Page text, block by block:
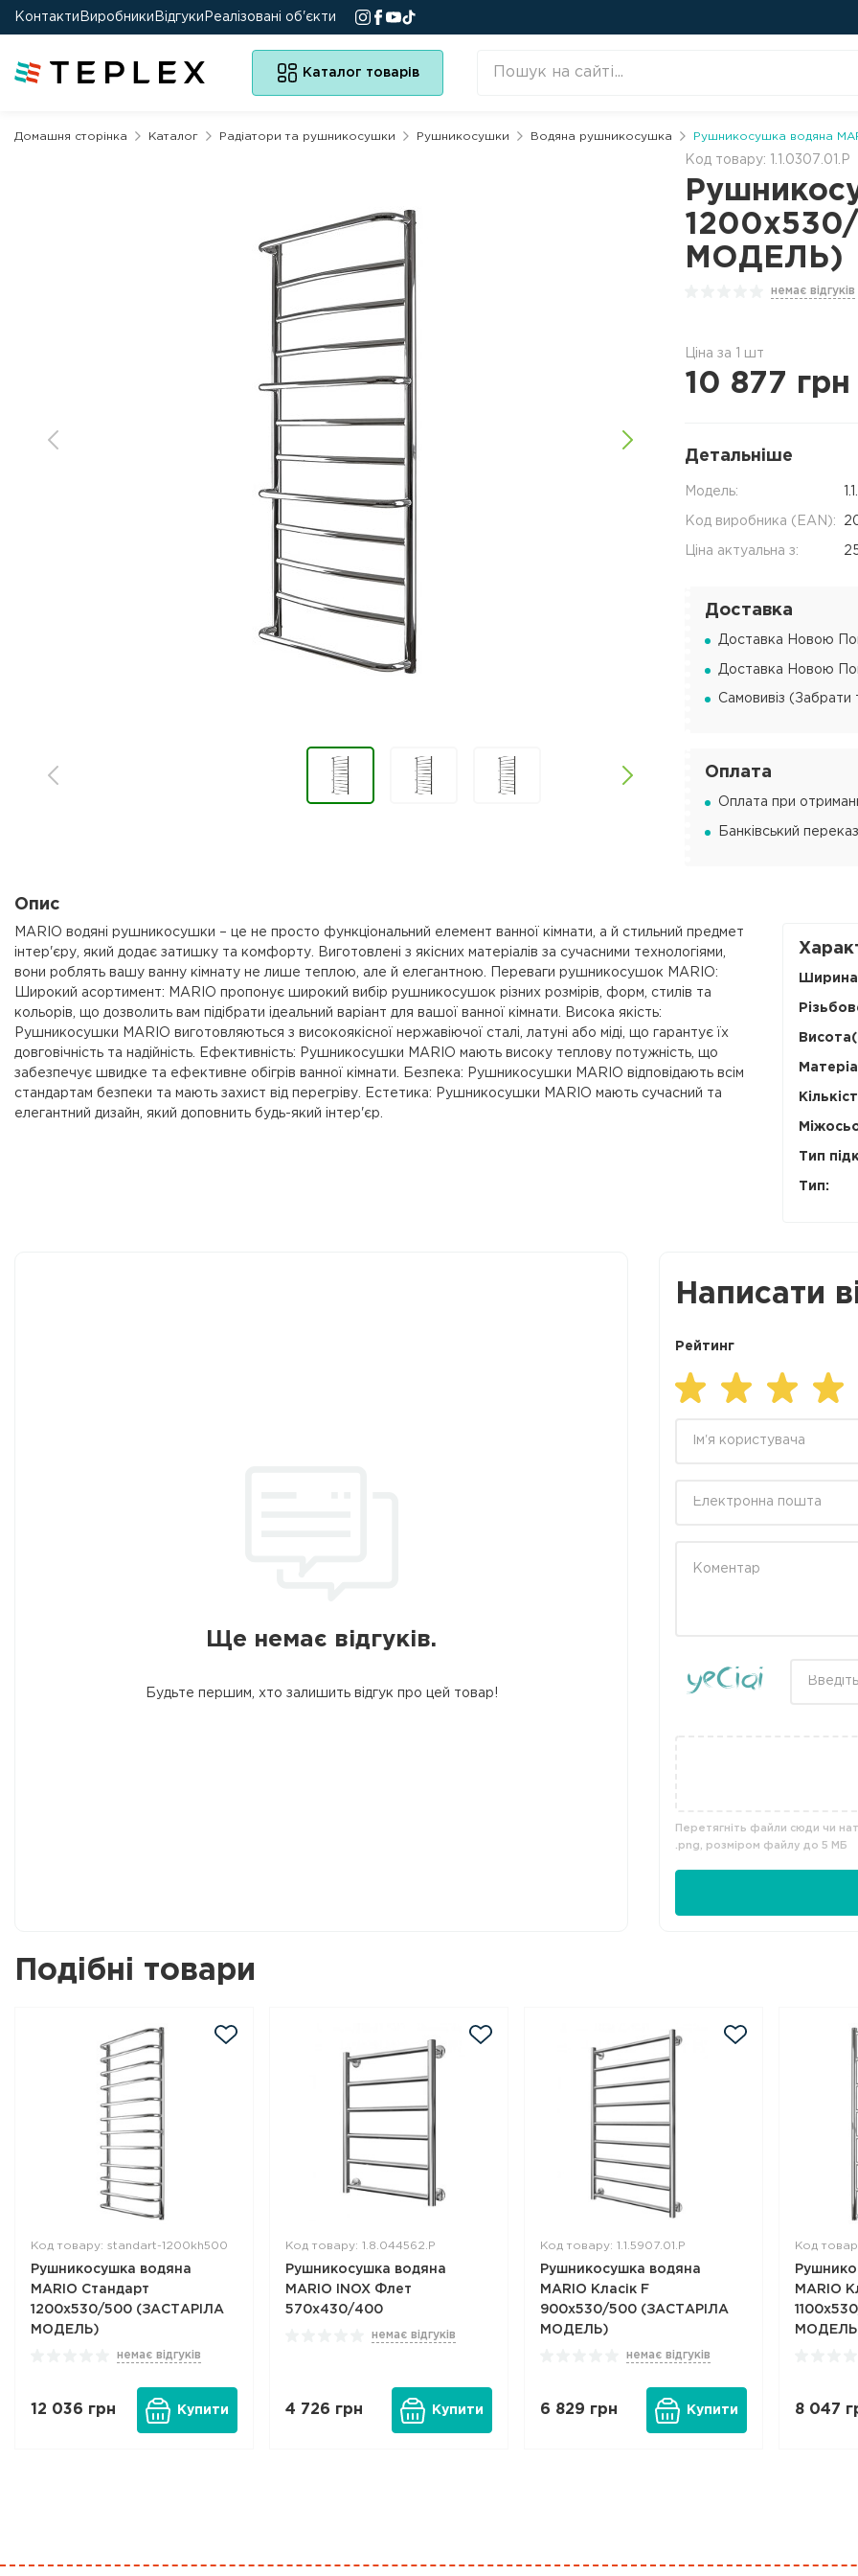
Контакти Виробники Відгуки Реалізовані об'єкти
Каталог товарів
Домашня сторінка Каталог Радіатори та рушникосушки Рушникосушки Водяна рушникосушка Рушникосушка водяна
Код товару: 1.1.0307.01.P
МОДЕЛЬ)
немає відгуків
Ціна за 1 шт
10 877 грн
Детальніше
Модель:
Код виробника (EAN):
Ціна актуальна з:
Доставка
Доставка Новою
Доставка Новою
Самовивіз (Забрати
Оплата
Оплата при
Банківський
Опис
MARIO водяні рушникосушки – це не просто функціональний елемент ванної кімнати, а й стильний предмет
інтер'єру, який додає затишку та комфорту. Виготовлені з якісних матеріалів за сучасними технологіями,
вони роблять вашу ванну кімнату не лише теплою, але й елегантною. Переваги рушникосушок MARIO:
Широкий асортимент: MARIO пропонує широкий вибір рушникосушок різних розмірів, форм, стилів та
кольорів, що дозволить вам підібрати ідеальний варіант для вашої ванної кімнати. Висока якість:
Рушникосушки MARIO виготовляються з високоякісної нержавіючої сталі, латуні або міді, що гарантує їх
довговічність та надійність. Ефективність: Рушникосушки MARIO мають високу теплову потужність, що
забезпечує швидке та ефективне обігрів ванної кімнати. Безпека: Рушникосушки MARIO відповідають всім
стандартам безпеки та мають захист від перегріву. Естетика: Рушникосушки MARIO мають сучасний та
елегантний дизайн, який доповнить будь-який інтер'єр.
Тип
Тип:
Ще немає відгуків.
Будьте першим, хто залишить відгук про цей товар!
Написати
Рейтинг
Перетягніть файли сюди чи
.png, розміром файлу до 5 МБ
Подібні товари
Код товару: standart-1200kh500
Рушникосушка водяна
MARIO Стандарт
1200x530/500 (ЗАСТАРІЛА
МОДЕЛЬ)
немає відгуків
12 036 грн Купити
Код товару: 1.8.044562.P
Рушникосушка водяна
MARIO INOX Флет
570х430/400
немає відгуків
4 726 грн Купити
Код товару: 1.1.5907.01.P
Рушникосушка водяна
MARIO Класік F
900x530/500 (ЗАСТАРІЛА
МОДЕЛЬ)
немає відгуків
6 829 грн Купити
Код
MARIO
8 047